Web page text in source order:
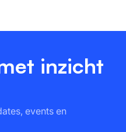
inzicht
events en